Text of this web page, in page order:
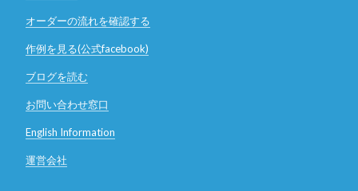
オーダーの流れを確認する
作例を見る(公式facebook)
ブログを読む
お問い合わせ窓口
English Information
運営会社